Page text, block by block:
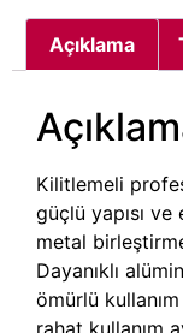
Açıklama
Kilitlemeli
güçlü yapısı
metal
Dayanıklı
ömürlü
rahat kullanım